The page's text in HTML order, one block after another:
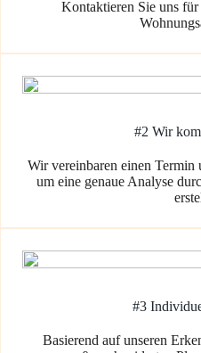
Kontaktieren Sie uns
#2 Wir
Wir vereinbaren einen
um eine genaue Analyse
#3
Basierend auf unseren